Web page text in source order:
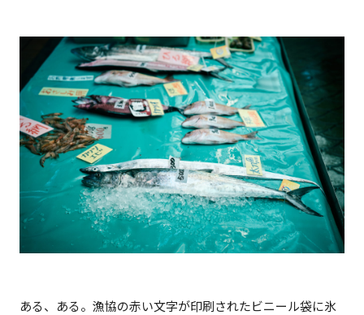
ある、ある。漁協の赤い文字が印刷されたビニール袋に氷